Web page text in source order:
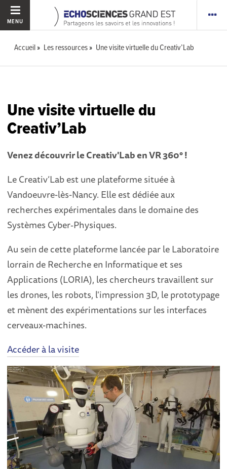
MENU
Accueil Les ressources Une visite virtuelle du Creativ’Lab
Une visite virtuelle du
Creativ’Lab
Venez découvrir le Creativ'Lab en VR 360° !
Le Creativ’Lab est une plateforme située à
Vandoeuvre-lès-Nancy. Elle est dédiée aux
recherches expérimentales dans le domaine des
Systèmes Cyber‐Physiques.
Au sein de cette plateforme lancée par le Laboratoire
lorrain de Recherche en Informatique et ses
Applications (LORIA), les chercheurs travaillent sur
les drones, les robots, l'impression 3D, le prototypage
et mènent des expérimentations sur les interfaces
cerveaux-machines.
Accéder à la visite